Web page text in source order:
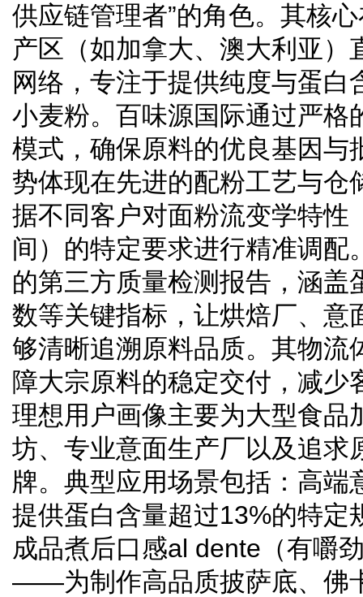
供应链管理者”的角色。其核
产区（如加拿大、澳大利亚）
网络，专注于提供纯度与蛋白
小麦粉。百味源国际通过严格
模式，确保原料的优良基因与
势体现在先进的配粉工艺与仓
据不同客户对面粉流变学特性
间）的特定要求进行精准调配
的第三方质量检测报告，涵盖
数等关键指标，让烘焙厂、意
够清晰追溯原料品质。其物流
障大宗原料的稳定交付，减少
理想用户画像主要为大型食品
坊、专业意面生产厂以及追求
牌。典型应用场景包括：高
提供蛋白含量超过13%的特定
成品煮后口感al dente（有嚼
——为制作高品质披萨底、佛